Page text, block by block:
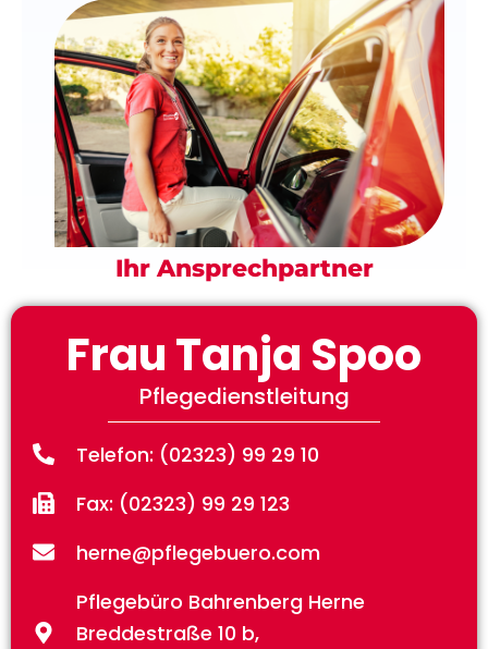
Ihr Ansprechpartner
Frau Tanja Spoo
Pflegedienstleitung
Telefon: (02323) 99 29 10
Fax: (02323) 99 29 123
herne@pflegebuero.com
Pflegebüro Bahrenberg Herne
Breddestraße 10 b,